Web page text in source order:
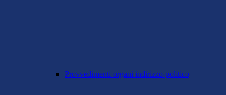
Provvedimenti organi indirizzo-politico